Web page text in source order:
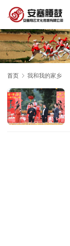
首页 我和我的家乡